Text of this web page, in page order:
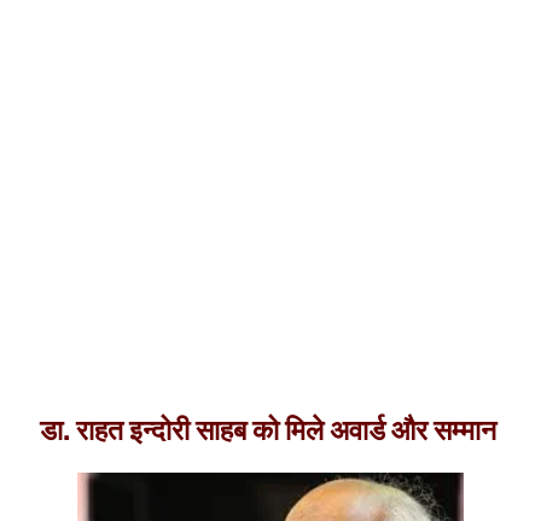
डा. राहत इन्दोरी साहब को मिले अवार्ड और सम्मान